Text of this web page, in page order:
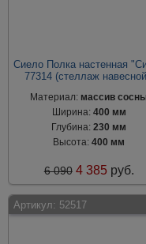
Сиело Полка настенная
77314 (стеллаж
Материал: массив
Ширина: 400 мм
Глубина:230 мм
Высота:400 мм
6 090 4 385 руб.
Артикул: 52517